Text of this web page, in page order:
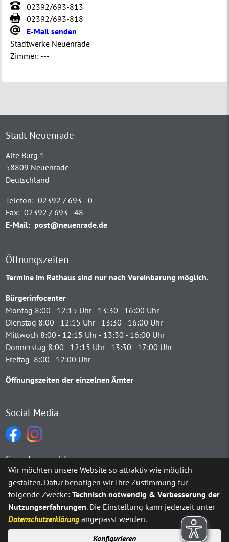
02392/693-813
02392/693-818
E-Mail senden
Stadtwerke Neuenrade
Zimmer: ---
Stadt Neuenrade
Alte Burg 1
58809 Neuenrade
Deutschland
Telefon: 02392 / 693 - 0
Fax: 02392 / 693 - 48
E-Mail: post@neuenrade.de
Öffnungszeiten
Termine im Rathaus sind nur nach Vereinbarung möglich.
Bürgerinfocenter
Montag 8:00 - 12:15 Uhr - 13:30 - 16:00 Uhr
Dienstag 8:00 - 12:15 Uhr - 13:30 - 16:00 Uhr
Mittwoch 8:00 - 12:15 Uhr - 13:30 - 16:00 Uhr
Donnerstag 8:00 - 12:15 Uhr - 13:30 - 17:00 Uhr
Freitag 8:00 - 12:00 Uhr
Öffnungszeiten der einzelnen Ämter
Social Media
Sprachauswahl
Möchten Sie vonGoogle Translate bereitgestellte externe
Ja Immer
Wir möchten unsere Website so attraktiv wie möglich
gestalten. Dafür benötigen wir Ihre Zustimmung für
folgende Zwecke:Technisch notwendig & Verbesserung der
Nutzungserfahrungen. Die Einstellung kann jederzeit unter
Datenschutzerklärung angepasst werden.
Konfigurieren